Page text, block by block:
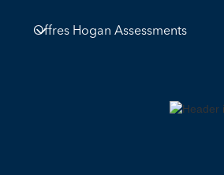
Offres Hogan Assessments